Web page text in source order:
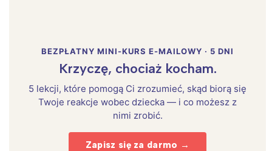
BEZPŁATNY MINI-KURS E-MAILOWY · 5 DNI
Krzyczę, chociaż kocham.
5 lekcji, które pomogą Ci zrozumieć, skąd biorą się
Twoje reakcje wobec dziecka — i co możesz z
nimi zrobić.
Zapisz się za darmo →